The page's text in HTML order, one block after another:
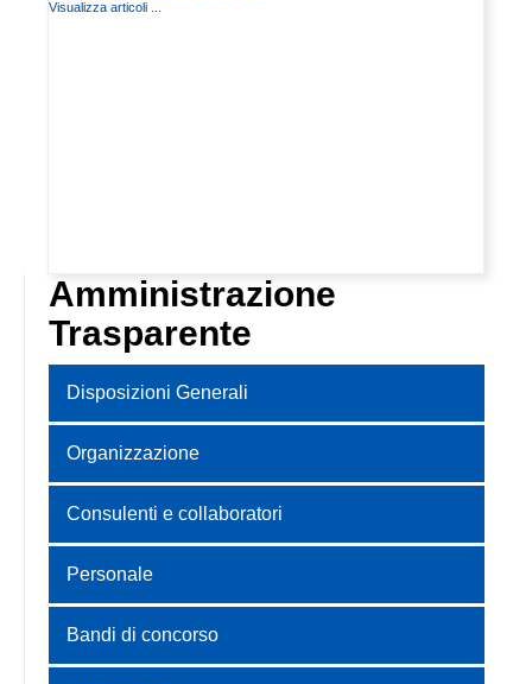
Visualizza articoli ...
Amministrazione
Trasparente
Disposizioni Generali
Organizzazione
Consulenti e collaboratori
Personale
Bandi di concorso